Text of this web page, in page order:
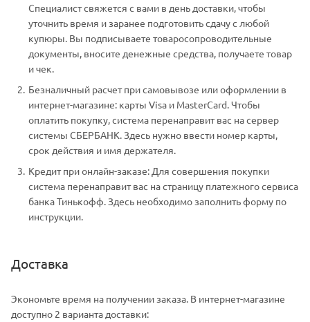
Специалист свяжется с вами в день доставки, чтобы
уточнить время и заранее подготовить сдачу с любой
купюры. Вы подписываете товаросопроводительные
документы, вносите денежные средства, получаете товар
и чек.
Безналичный расчет при самовывозе или оформлении в
интернет-магазине: карты Visa и MasterCard. Чтобы
оплатить покупку, система перенаправит вас на сервер
системы СБЕРБАНК. Здесь нужно ввести номер карты,
срок действия и имя держателя.
Кредит при онлайн-заказе: Для совершения покупки
система перенаправит вас на страницу платежного сервиса
банка Тинькофф. Здесь необходимо заполнить форму по
инструкции.
Доставка
Экономьте время на получении заказа. В интернет-магазине
доступно 2 варианта доставки: